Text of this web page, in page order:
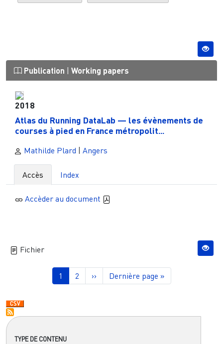
TYPE DE CONTENU
Publication Working papers
2018
Atlas du Running DataLab — les évènements de
courses à pied en France métropolit...
Mathilde Plard Angers
Accès Index
Accèder au document
Fichier
Pagination
Page courante
1 Page
2 Page suivante
›› Dernière page
Dernière page »